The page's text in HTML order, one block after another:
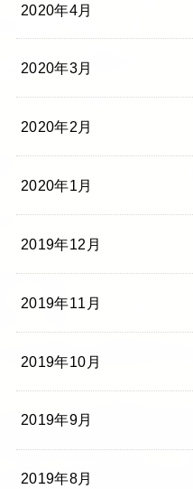
2020年4月
2020年3月
2020年2月
2020年1月
2019年12月
2019年11月
2019年10月
2019年9月
2019年8月